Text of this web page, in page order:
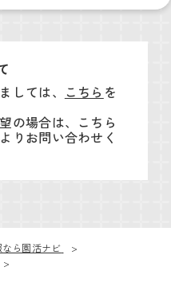
しては、 こちら を
の場合は、こちら
よりお問い合わせく
ら園活ナビ